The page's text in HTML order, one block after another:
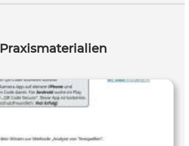
Praxismaterialien